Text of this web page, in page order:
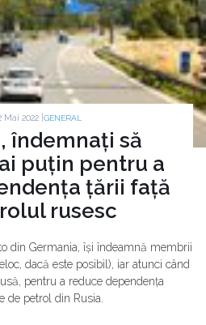
2022 | GENERAL
îndemnați să
puțin pentru a
țării față
rusesc
din Germania, își îndeamnă membrii
dacă este posibil), iar atunci când
pentru a reduce dependența
de petrol din Rusia.